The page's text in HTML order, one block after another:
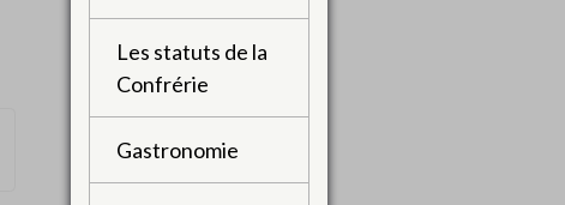
Les statuts de la
Confrérie
Gastronomie